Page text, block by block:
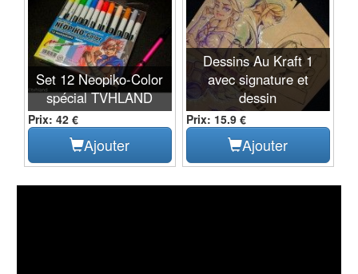
Set 12 Neopiko-Color
spécial TVHLAND
Prix: 42 €
Ajouter
Dessins Au Kraft 1
avec signature et
dessin
Prix: 15.9 €
Ajouter